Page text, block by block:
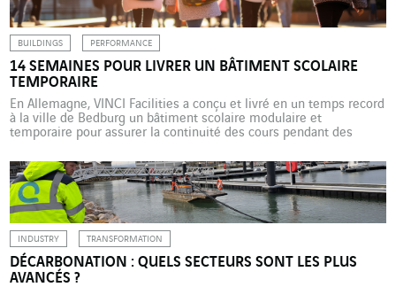
BUILDINGS PERFORMANCE
14 SEMAINES POUR LIVRER UN BÂTIMENT SCOLAIRE
TEMPORAIRE
En Allemagne, VINCI Facilities a conçu et livré en un temps record
à la ville de Bedburg un bâtiment scolaire modulaire et
temporaire pour assurer la continuité des cours pendant des
l’entreprise en matière de solutions flexibles. Le 22 mai 2025,
VINCI Facilities Solution en Allemagne […]
INDUSTRY TRANSFORMATION
DÉCARBONATION : QUELS SECTEURS SONT LES PLUS
AVANCÉS ?